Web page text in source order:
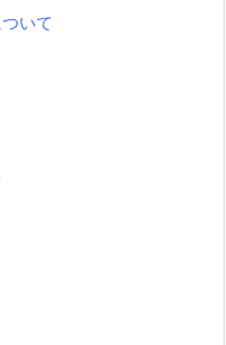
いて